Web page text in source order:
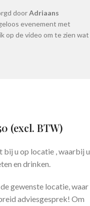
doorAdriaans
evenement met
op de video om te zien wat
(excl. BTW)
u op locatie , waarbij u
en drinken.
gewenste locatie, waar
adviesgesprek! Om